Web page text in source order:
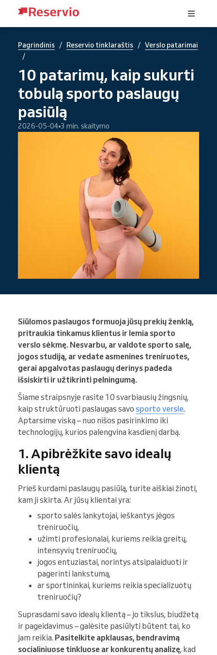
Pagrindinis / Reservio tinklaraštis / Verslo patarimai
/
10 patarimų, kaip sukurti
tobulą sporto paslaugų
pasiūlą
2026-05-04 3 min. skaitymo
Siūlomos paslaugos formuoja jūsų prekių ženklą,
pritraukia tinkamus klientus ir lemia sporto
verslo sėkmę. Nesvarbu, ar valdote sporto salę,
jogos studiją, ar vedate asmenines treniruotes,
gerai apgalvotas paslaugų derinys padeda
išsiskirti ir užtikrinti pelningumą.
Šiame straipsnyje rasite 10 svarbiausių žingsnių,
kaip struktūruoti paslaugas savo sporto versle.
Aptarsime viską – nuo nišos pasirinkimo iki
technologijų, kurios palengvina kasdienį darbą.
1. Apibrėžkite savo idealų
klientą
Prieš kurdami paslaugų pasiūlą, turite aiškiai žinoti,
kam ji skirta. Ar jūsų klientai yra:
sporto salės lankytojai, ieškantys jėgos
treniruočių,
užimti profesionalai, kuriems reikia greitų,
intensyvių treniruočių,
jogos entuziastai, norintys atsipalaiduoti ir
pagerinti lankstumą,
ar sportininkai, kuriems reikia specializuotų
treniruočių?
Suprasdami savo idealų klientą – jo tikslus, biudžetą
ir pageidavimus – galėsite pasiūlyti būtent tai, ko
jam reikia. Pasitelkite apklausas, bendravimą
socialiniuose tinkluose ar konkurentų analizę, kad